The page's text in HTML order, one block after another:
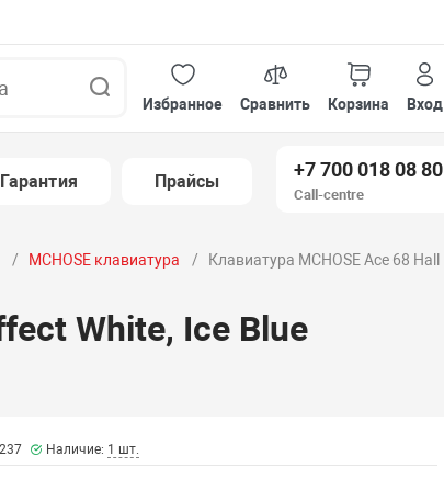
Избранное
Сравнить Корзина Вход
Гарантия Прайсы
+7 700 018 08 80
Call-centre
MCHOSE клавиатура
Клавиатура MCHOSE Ace 68 Hall
White, Ice Blue
Наличие: 1 шт.